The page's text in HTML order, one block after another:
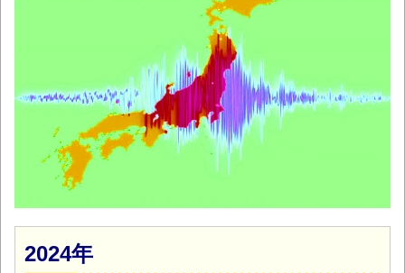
2024年